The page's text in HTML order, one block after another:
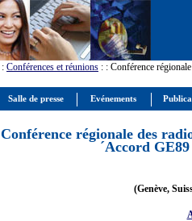
: Conférences et réunions : : Conférence
Conférence régionale des
´Accord
(Genève,
Salle de presse Evénements